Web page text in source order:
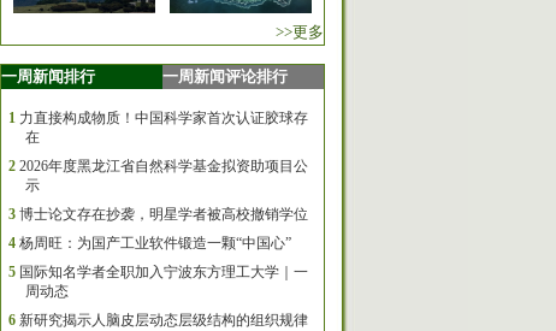
>>更多
一周新闻排行 一周新闻评论排行
1 力直接构成物质！中国科学家首次认证胶球存
在
2 2026年度黑龙江省自然科学基金拟资助项目公
示
3 博士论文存在抄袭，明星学者被高校撤销学位
4 杨周旺：为国产工业软件锻造一颗“中国心”
5 国际知名学者全职加入宁波东方理工大学｜一
周动态
6 新研究揭示人脑皮层动态层级结构的组织规律